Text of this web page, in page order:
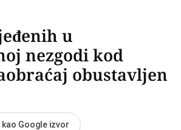
u
nezgodi kod
obustavljen
kao Google izvor